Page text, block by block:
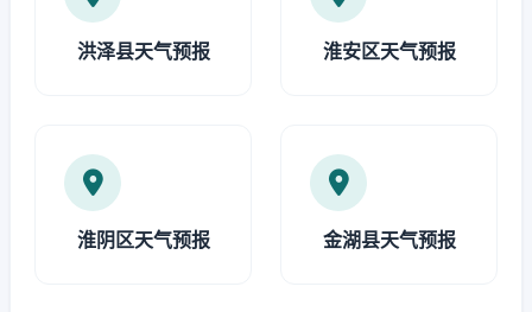
洪泽县天气预报 淮安区天气预报
淮阴区天气预报 金湖县天气预报